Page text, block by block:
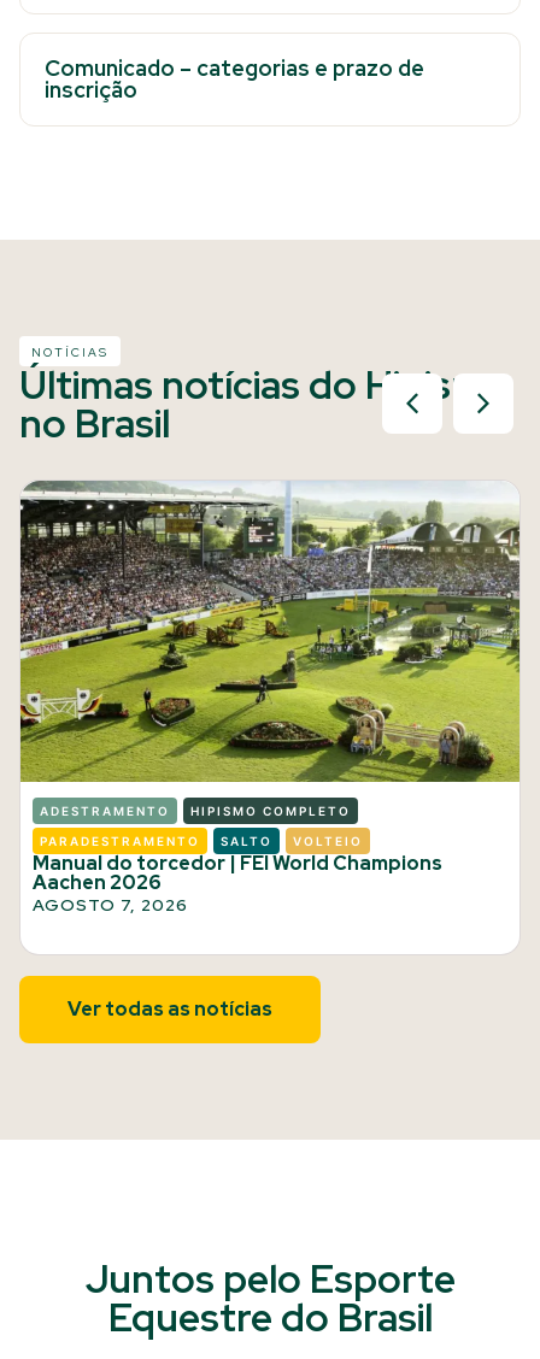
Comunicado – categorias e prazo de
inscrição
NOTÍCIAS
Últimas notícias do Hipismo
no Brasil
ADESTRAMENTO HIPISMO COMPLETO
PARADESTRAMENTO SALTO VOLTEIO
Manual do torcedor | FEI World Champions
Aachen 2026
AGOSTO 7, 2026
Ver todas as notícias
Juntos pelo Esporte
Equestre do Brasil​